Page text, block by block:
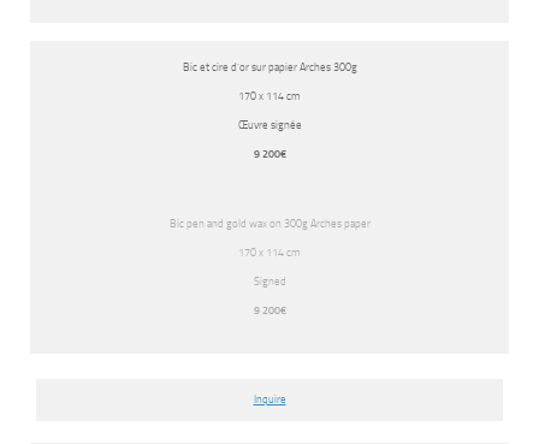
Bic et cire d’or sur papier Arches 300g
170 x 114 cm
Œuvre signée
9 200€
Bic pen and gold wax on 300g Arches paper
170 x 114 cm
Signed
9 200€
Inquire